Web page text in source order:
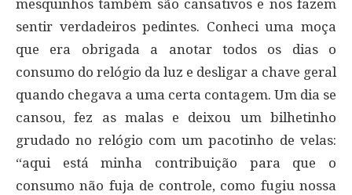
mesquinhos também são cansativos e nos fazem
sentir verdadeiros pedintes. Conheci uma moça
que era obrigada a anotar todos os dias o
consumo do relógio da luz e desligar a chave geral
quando chegava a uma certa contagem. Um dia se
cansou, fez as malas e deixou um bilhetinho
grudado no relógio com um pacotinho de velas:
“aqui está minha contribuição para que o
consumo não fuja de controle, como fugiu nossa